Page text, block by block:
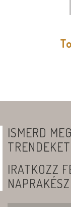
ISMERD
IRATKOZZ